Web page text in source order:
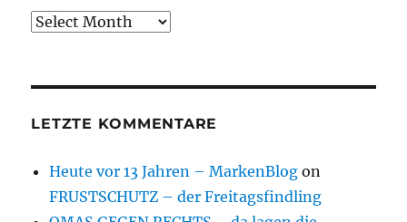
Archive
LETZTE KOMMENTARE
Heute vor 13 Jahren – MarkenBlog on
FRUSTSCHUTZ – der Freitagsfindling